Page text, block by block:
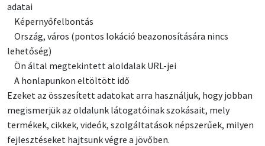
adatai
Képernyőfelbontás
Ország, város (pontos lokáció beazonosítására nincs
lehetőség)
Ön által megtekintett aloldalak URL-jei
A honlapunkon eltöltött idő
Ezeket az összesített adatokat arra használjuk, hogy jobban
megismerjük az oldalunk látogatóinak szokásait, mely
termékek, cikkek, videók, szolgáltatások népszerűek, milyen
fejlesztéseket hajtsunk végre a jövőben.